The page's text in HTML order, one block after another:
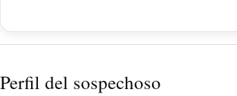
Perfil del sospechoso